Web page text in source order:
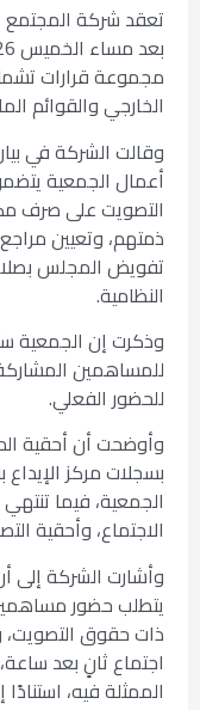
تعقد شركة المجتمع
مجموعة قرارات
الخارجي والقوائم
وقالت الشركة في
أعمال الجمعية
التصويت على صرف
ذمتهم، وتعيين
تفويض المجلس
النظامية.
وذكرت إن الجمعية
للمساهمين
للحضور الفعلي.
وأوضحت أن أحقية
بسجلات مركز
الجمعية، فيما
الاجتماع، وأحقية
وأشارت الشركة إلى
ذات حقوق
اجتماع ثانٍ بعد
الممثلة فيه، استنادًا إلى المادة